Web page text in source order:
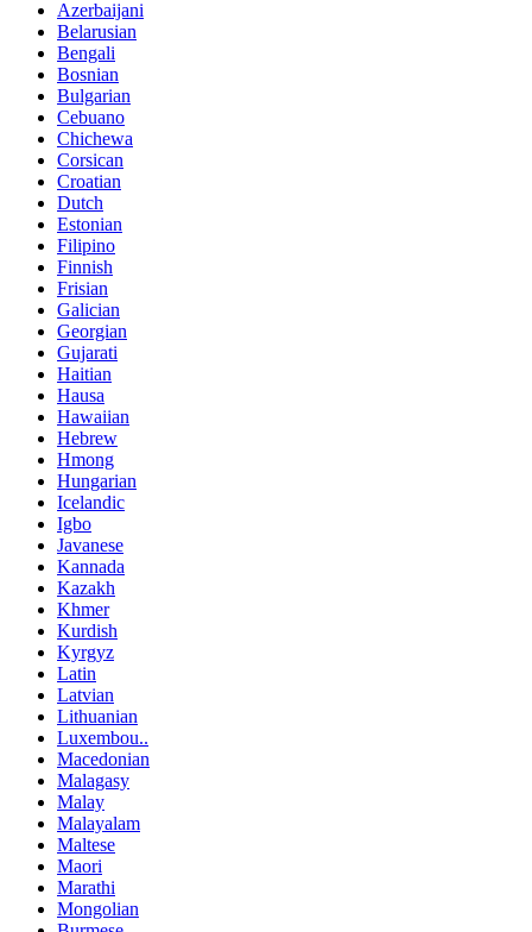
Azerbaijani
Belarusian
Bengali
Bosnian
Bulgarian
Cebuano
Chichewa
Corsican
Croatian
Dutch
Estonian
Filipino
Finnish
Frisian
Galician
Georgian
Gujarati
Haitian
Hausa
Hawaiian
Hebrew
Hmong
Hungarian
Icelandic
Igbo
Javanese
Kannada
Kazakh
Khmer
Kurdish
Kyrgyz
Latin
Latvian
Lithuanian
Luxembou..
Macedonian
Malagasy
Malay
Malayalam
Maltese
Maori
Marathi
Mongolian